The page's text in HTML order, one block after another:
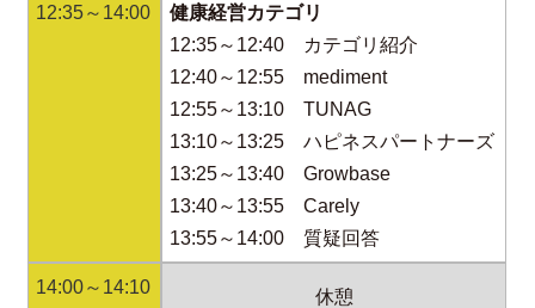
12:35～14:00
健康経営カテゴリ
12:35～12:40 カテゴリ紹介
12:40～12:55 mediment
12:55～13:10 TUNAG
13:10～13:25 ハピネスパートナーズ
13:25～13:40 Growbase
13:40～13:55 Carely
13:55～14:00 質疑回答
14:00～14:10 休憩